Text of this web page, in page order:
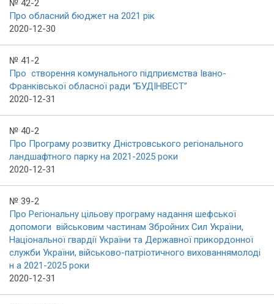
№ 42-2
Про обласний бюджет на 2021 рік
2020-12-30
№ 41-2
Про створення комунального підприємства Івано-
Франківської обласної ради “БУДІНВЕСТ”
2020-12-31
№ 40-2
Про Програму розвитку Дністровського регіонального
ландшафтного парку на 2021-2025 роки
2020-12-31
№ 39-2
Про Регіональну цільову програму надання шефської
допомоги військовим частинам Збройних Сил України,
Національної гвардії України та Державної прикордонної
служби України, військово-патріотичного вихованнямолоді
н а 2021-2025 роки
2020-12-31